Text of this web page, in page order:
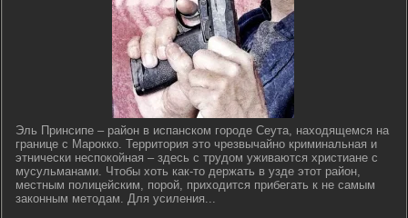
Эль Принсипе – район в испанском городе Сеута, находящемся на
границе с Марокко. Территория это чрезвычайно криминальная и
этнически неспокойная – здесь с трудом уживаются христиане с
мусульманами. Чтобы хоть как-то держать в узде этот район,
местным полицейским, порой, приходится прибегать к не самым
законным методам. Для усиления...